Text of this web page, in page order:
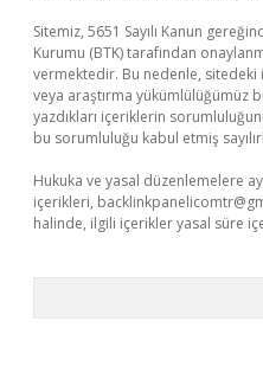
Sitemiz, 5651 Sayılı Kanun
Kurumu (BTK) tarafından
vermektedir. Bu nedenle,
veya araştırma yükümlülüğümüz
yazdıkları içeriklerin
bu sorumluluğu kabul etmiş
Hukuka ve yasal düzenlemelere
içerikleri,
halinde, ilgili içerikler yasal süre